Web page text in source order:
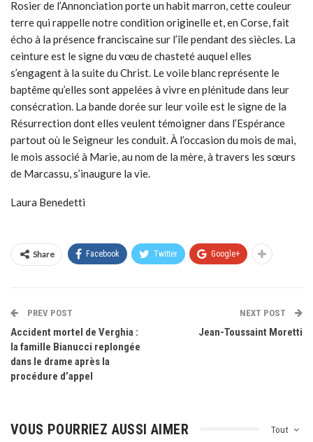
Rosier de l’Annonciation porte un habit marron, cette couleur
terre qui rappelle notre condition originelle et, en Corse, fait
écho à la présence franciscaine sur l’île pendant des siècles. La
ceinture est le signe du vœu de chasteté auquel elles
s’engagent à la suite du Christ. Le voile blanc représente le
baptême qu’elles sont appelées à vivre en plénitude dans leur
consécration. La bande dorée sur leur voile est le signe de la
Résurrection dont elles veulent témoigner dans l’Espérance
partout où le Seigneur les conduit. À l’occasion du mois de mai,
le mois associé à Marie, au nom de la mère, à travers les sœurs
de Marcassu, s’inaugure la vie.
Laura Benedetti
Share Facebook Twitter Google+
PREV POST
Accident mortel de Verghia :
la famille Bianucci replongée
dans le drame après la
procédure d’appel
NEXT POST
Jean-Toussaint Moretti
Tout
VOUS POURRIEZ AUSSI AIMER